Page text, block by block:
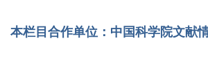
本栏目合作单位：中国科学院文献